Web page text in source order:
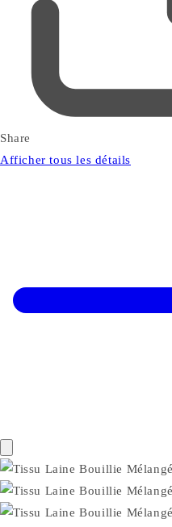
Share
Afficher tous les détails